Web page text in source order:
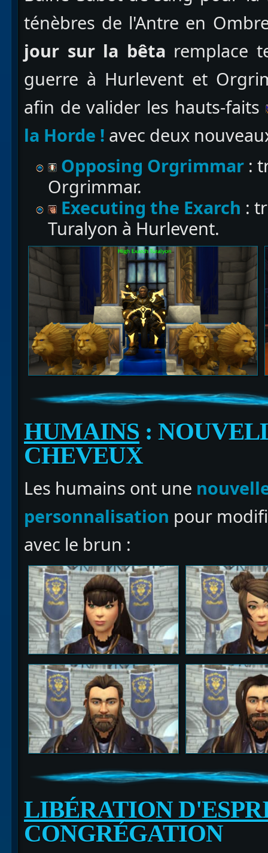
ténèbres de l'Antre en
jour sur la bêta remplace
guerre à Hurlevent et
afin de valider les hauts-faits
la Horde ! avec deux
Opposing Orgrimmar :
Orgrimmar.
Executing the Exarch :
Turalyon à Hurlevent.
HUMAINS :
CHEVEUX
Les humains ont une
personnalisation pour
avec le brun :
LIBÉRATION
CONGRÉGATION